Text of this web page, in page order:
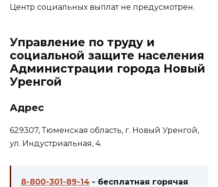
Центр социальных выплат не предусмотрен.
Управление по труду и
социальной защите населения
Администрации города Новый
Уренгой
Адрес
629307, Тюменская область, г. Новый Уренгой,
ул. Индустриальная, 4.
8-800-301-89-14 - бесплатная горячая